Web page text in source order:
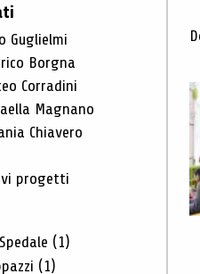
Guglielmi
Borgna
Corradini
Magnano
Chiavero
progetti
(1)
(1)